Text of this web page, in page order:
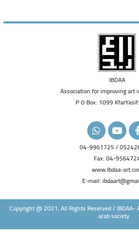
IBDAA
Association for improving art
P O Box: 1099
W
h
a
t
s
a
p
Y
o
u
t
u
b
e
04-9961725 /
Fax: 04-
www.Ibdaa-
E-mail:
Copyright @ 2021, All Rights Reserved /
arab society